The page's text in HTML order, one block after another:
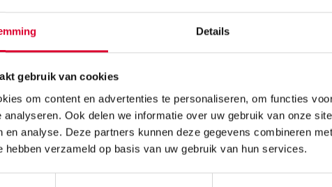
Details
gebruik van cookies
om content en advertenties te personaliseren, om functies
analyseren. Ook delen we informatie over uw gebruik van onze
en analyse. Deze partners kunnen deze gegevens combineren
hebben verzameld op basis van uw gebruik van hun services.
Veelgestelde vragen
Organisatie
Werken bij ZINiN
Nieuws
Contact
Contact